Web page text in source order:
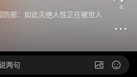
部：如此灭绝人性正在被世人
4
两句